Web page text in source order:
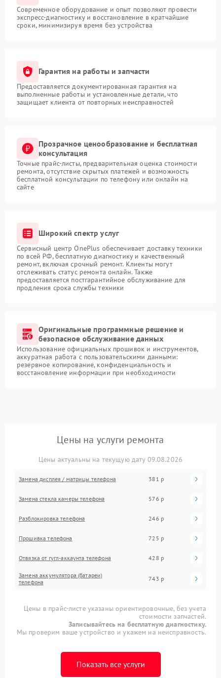
Современное оборудование и опыт позволяют провести
экспресс-диагностику и восстановление в кратчайшие
сроки, минимизируя время без устройства
Гарантия на работы и запчасти
Предоставляется документированная гарантия на
выполненные работы и установленные детали, что
защищает клиента от повторных неисправностей
Прозрачное ценообразование и бесплатная
консультация
Точные прайс-листы, предварительная оценка стоимости
ремонта, отсутствие скрытых платежей и возможность
бесплатной консультации по телефону или онлайн на
сайте
Широкий спектр услуг
Сервисный центр OnePlus обеспечивает доставку техники
по всей РФ, бесплатную диагностику и качественный
ремонт, включая срочный ремонт. Клиенты могут
отслеживать статус ремонта онлайн. Также
предоставляется постгарантийное обслуживание для
продления срока службы техники
Оригинальные программные решение и
безопасное обслуживание данных
Использование официальных прошивок и инструментов,
аккуратная работа с пользовательскими данными:
резервное копирование, конфиденциальность и
восстановление информации при необходимости
Цены на услуги ремонта
Цены актуальны на текущую дату 09.08.2026
Замена дисплея / матрицы телефона 381 р
Замена стекла камеры телефона 576 р
Разблокировка телефона 246 р
Прошивка телефона 725 р
Отвязка от гугл-аккаунта телефона 428 р
Замена аккумулятора (батареи)
телефона
743 р
Цены в прайс-листе указаны ориентировочные, без учета
стоимости запчастей.
Записывайтесь на бесплатную диагностику.
Мы проверим ваше устройство и укажем на неисправность.
Показать все услуги